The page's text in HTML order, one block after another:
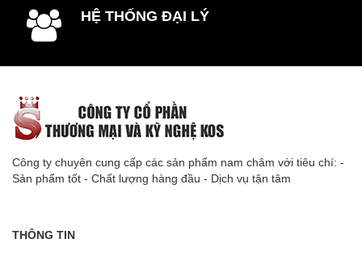
HỆ THỐNG ĐẠI LÝ
Công ty chuyên cung cấp các sản phẩm nam châm với tiêu chí: -
Sản phẩm tốt - Chất lượng hàng đầu - Dịch vụ tận tâm
THÔNG TIN